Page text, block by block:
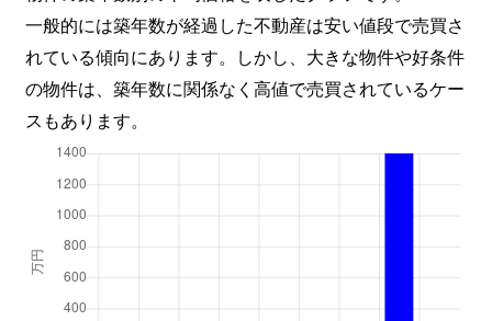
一般的には築年数が経過した不動産は安い値段で売買さ
れている傾向にあります。しかし、大きな物件や好条件
の物件は、築年数に関係なく高値で売買されているケー
スもあります。